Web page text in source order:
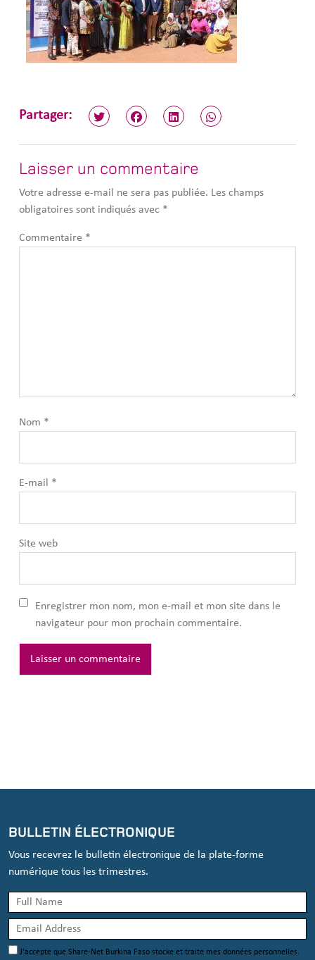
Partager:
Laisser un commentaire
Votre adresse e-mail ne sera pas publiée. Les champs
obligatoires sont indiqués avec *
Commentaire *
Nom *
E-mail *
Site web
Enregistrer mon nom, mon e-mail et mon site dans le
navigateur pour mon prochain commentaire.
BULLETIN ÉLECTRONIQUE
Vous recevrez le bulletin électronique de la plate-forme
numérique tous les trimestres.
J'accepte que Share-Net Burkina Faso stocke et traite mes données personnelles.